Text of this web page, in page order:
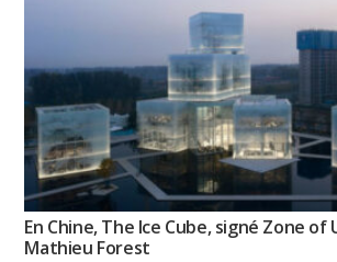
En Chine, The Ice Cube, signé Zone
Mathieu Forest